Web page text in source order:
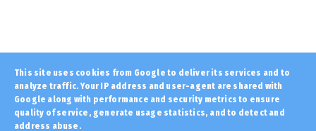
LATEST
Χιροσίμα... 6 Αυγούστου 1945: Το πρωινό που η
ανθρωπότητα γν...
August 06, 2026
This site uses cookies from Google to deliver its services and to
analyze traffic. Your IP address and user-agent are shared with
Google along with performance and security metrics to ensure
quality of service, generate usage statistics, and to detect and
address abuse.